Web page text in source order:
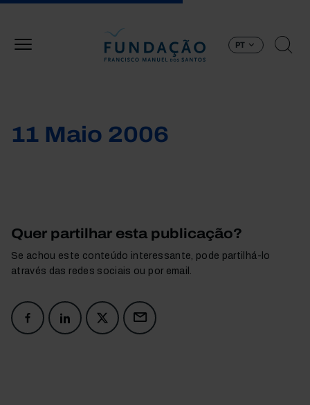
PT
11 Maio 2006
Quer partilhar esta publicação?
Se achou este conteúdo interessante, pode partilhá-lo
através das redes sociais ou por email.